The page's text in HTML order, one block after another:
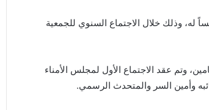
له، وذلك خلال الاجتماع السنوي للجمعية
مدتها عامين، وتم عقد الاجتماع الأول لمجلس الأمناء
وأمين السر والمتحدث الرسمي.